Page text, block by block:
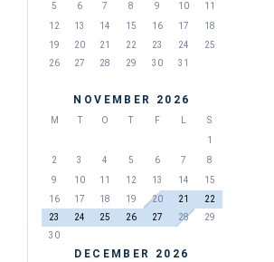
5
6 7 8 9 10
11
12
13 14 15 16 17
18
19
20 21 22 23 24
25
26
27 28 29 30 31
NOVEMBER 2026
M T O T F
S
1
2
3 4 5 6 7
8
9
10 11 12 13 14
15
16
17 18 19 20 21
22
23
24 25 26 27 28
29
30
DECEMBER 2026